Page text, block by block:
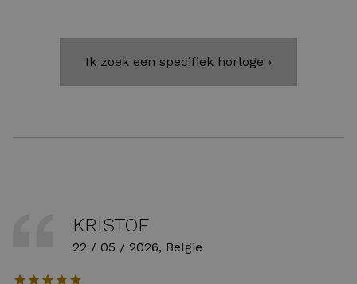
Ik zoek een specifiek horloge ›
KRISTOF
22 / 05 / 2026, Belgie